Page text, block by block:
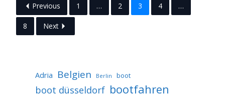
Previous 1 … 2 3 4 …
8 Next
Adria Belgien Berlin boot
boot düsseldorf bootfahren